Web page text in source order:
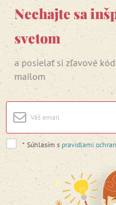
Nechajte sa
svetom
a posielať si zľavové
mailom
* Súhlasím s pravidlami